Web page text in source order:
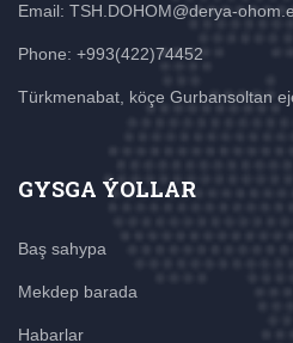
Email: TSH.DOHOM@derya-
Phone: +993(422)74452
Türkmenabat, köçe Gurbansoltan
GYSGA ÝOLLAR
Baş sahypa
Mekdep barada
Habarlar